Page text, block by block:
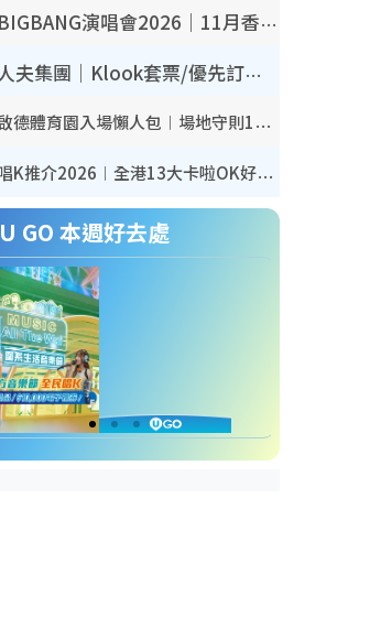
BIGBANG演唱會2026｜11月香港啟德開3場！實名制VIP申請、優先購票攻略
人夫集團｜Klook套票/優先訂票/公開發售搶飛攻略！附票價.購票連結.場地座位表
啟德體育園入場懶人包︱場地守則12違禁品不可進場准帶細水樽但全場禁樽蓋！應援牌有限制！
唱K推介2026︱全港13大卡啦OK好去處！最平$36起 日文K都有！(附地址+收費詳情)
U GO 本週好去處